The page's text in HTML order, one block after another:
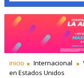
inicio Internacional
en Estados Unidos